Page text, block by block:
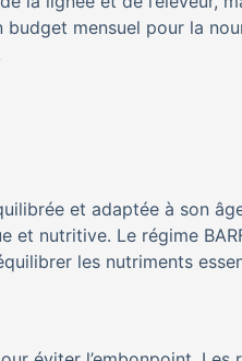
mensuel pour la
et adaptée à son
nutritive. Le régime
les nutriments